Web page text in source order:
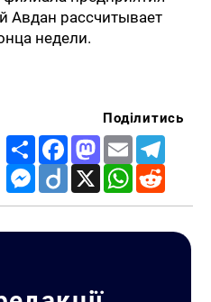
Авдан рассчитывает
недели.
Поділитись
Share FacebookMastodon
Email
Messenger
Diigo X WhatsApp